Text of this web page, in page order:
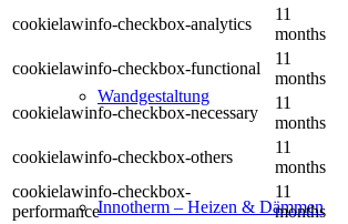
Wandgestaltung
Innotherm – Heizen & Dämmen
cookielawinfo-checkbox-analytics
11
months
cookielawinfo-checkbox-functional
11
months
cookielawinfo-checkbox-necessary
11
months
cookielawinfo-checkbox-others
11
months
cookielawinfo-checkbox-
performance
11
months